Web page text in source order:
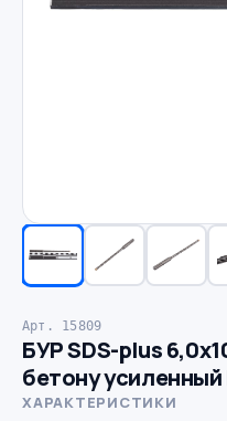
Арт. 15809
БУР SDS-plus
бетону
ХАРАКТЕРИСТИКИ